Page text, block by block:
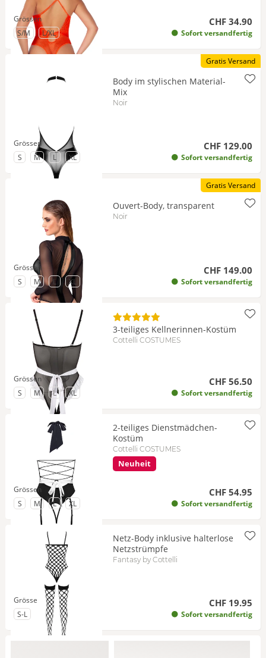
CHF 34.90
Sofort versandfertig
Grössen
zu Grösse
S/M zu Grösse
L/XL
Gratis Versand
Body im stylischen Material-
Mix
Noir
CHF 129.00
Sofort versandfertig
Grössen
zu Grösse
S zu Grösse
M zu Grösse
L zu Grösse
XL
Gratis Versand
Ouvert-Body, transparent
Noir
CHF 149.00
Sofort versandfertig
Grössen
zu Grösse
S zu Grösse
M zu Grösse
L zu Grösse
XL
3-teiliges Kellnerinnen-Kostüm
Cottelli COSTUMES
CHF 56.50
Sofort versandfertig
Grössen
zu Grösse
S zu Grösse
M zu Grösse
L- Bald wieder verfügbar
zu Grösse
XL
2-teiliges Dienstmädchen-
Kostüm
Cottelli COSTUMES
Neuheit
CHF 54.95
Sofort versandfertig
Grössen
zu Grösse
S zu Grösse
M zu Grösse
L zu Grösse
XL
Netz-Body inklusive halterlose
Netzstrümpfe
Fantasy by Cottelli
CHF 19.95
Sofort versandfertig
Grösse
zu Grösse
S-L